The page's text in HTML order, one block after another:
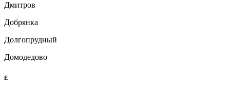
Дмитров
Добрянка
Долгопрудный
Домодедово
Е